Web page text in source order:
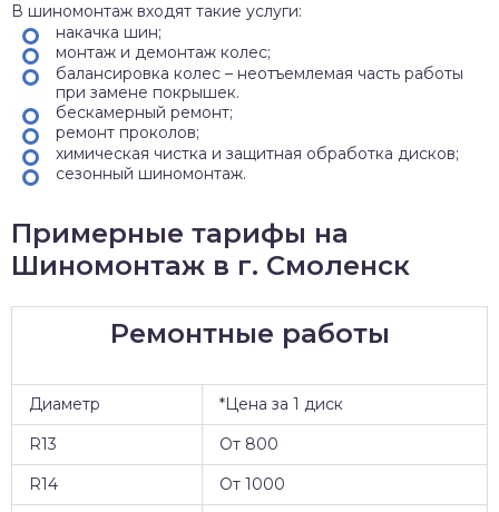
В шиномонтаж входят такие услуги:
накачка шин;
монтаж и демонтаж колес;
балансировка колес – неотъемлемая часть работы
при замене покрышек.
бескамерный ремонт;
ремонт проколов;
химическая чистка и защитная обработка дисков;
сезонный шиномонтаж.
Примерные тарифы на
Шиномонтаж в г. Смоленск
Ремонтные работы
Диаметр
*Цена за 1 диск
R13
От 800
R14
От 1000